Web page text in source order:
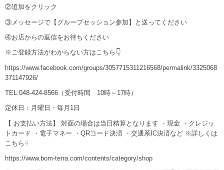
②追加をクリック
③メッセージで【グループセッション参加】と送ってください
④お店からの返信をお待ちください
※ご登録方法がわからない方はこちら👇
https://www.facebook.com/groups/3057715311216568/permalink/3325068
371147926/
TEL:048-424-8566（受付時間 10時～17時）
定休日：月曜日・毎月1日
【 お支払い方法】 対面の場合は当日精算となります ・現金 ・クレジッ
トカード ・電子マネー ・QRコード決済 ・交通系IC決済など ※詳しくは
こちら☟
https://www.bom-terra.com/contents/category/shop